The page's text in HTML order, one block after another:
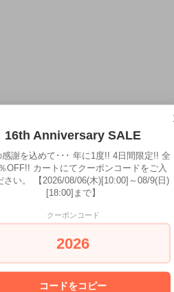
16th Anniversary SALE
感謝を込めて･･･ 年に1度!! 4日間限定!! 全
OFF!! カートにてクーポンコードをご入
さい。 【2026/08/06(木)[10:00]～08/9(日)
[18:00]まで】
クーポンコード
2026
コードをコピー